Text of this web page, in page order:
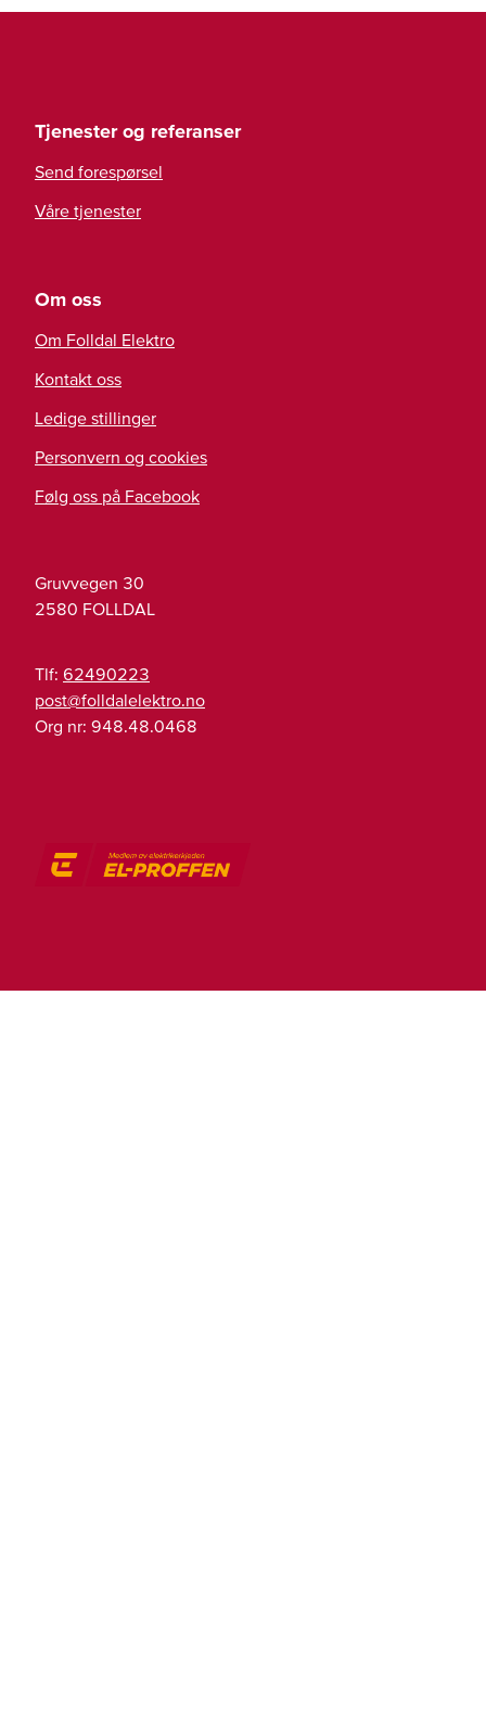
Gruvvegen 30
2580 FOLLDAL
Tlf: 62490223
on.ortkeleladllof@tsop
Org nr: 948.48.0468
Tjenester og referanser
Send forespørsel
Våre tjenester
Om oss
Om Folldal Elektro
Kontakt oss
Ledige stillinger
Personvern og cookies
Følg oss på Facebook